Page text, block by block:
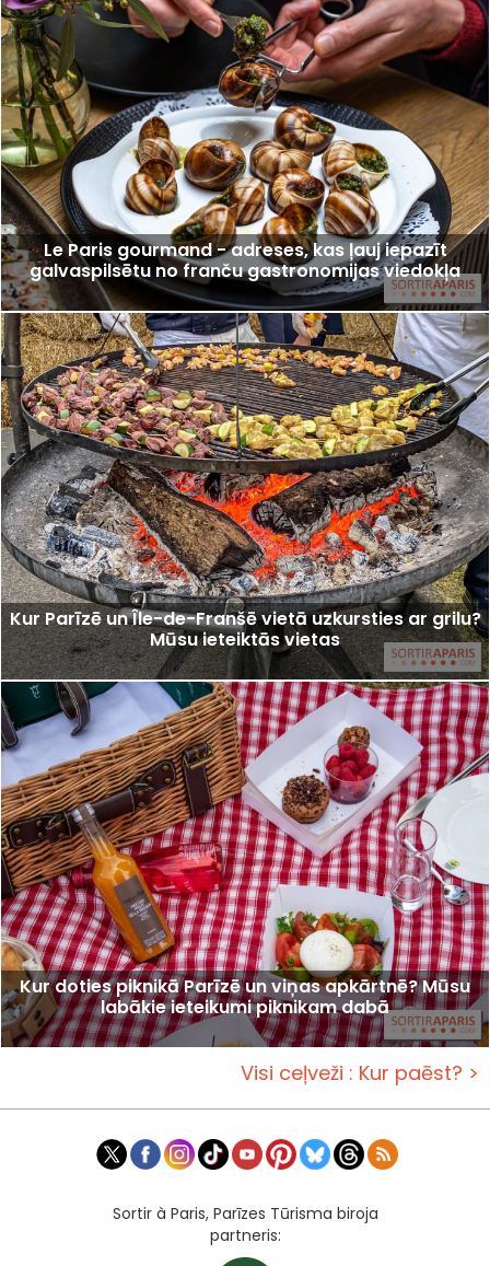
Le Paris gourmand - adreses, kas ļauj iepazīt
galvaspilsētu no franču gastronomijas viedokļa
Kur Parīzē un Île-de-Franšē vietā uzkursties ar grilu?
Mūsu ieteiktās vietas
Kur doties piknikā Parīzē un viņas apkārtnē? Mūsu
labākie ieteikumi piknikam dabā
Visi ceļveži : Kur paēst? >
Sortir à Paris, Parīzes Tūrisma biroja
partneris: